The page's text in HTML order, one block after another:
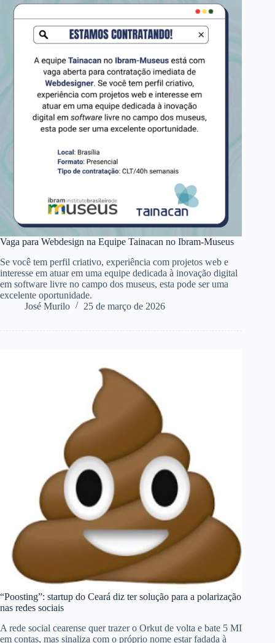
Vaga para Webdesign na Equipe Tainacan no Ibram-Museus
Se você tem perfil criativo, experiência com projetos web e
interesse em atuar em uma equipe dedicada à inovação digital
em software livre no campo dos museus, esta pode ser uma
excelente oportunidade.
José Murilo
25 de março de 2026
“Poosting”: startup do Ceará diz ter solução para a polarização
nas redes sociais
A rede social cearense quer trazer o Orkut de volta e bate 5 MI
em contas, mas sinaliza com o próprio nome estar fadada à